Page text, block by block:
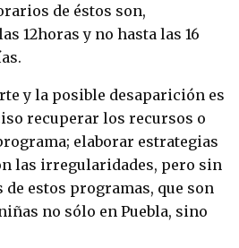
de éstos son,
12horas y no hasta las 16
y la posible desaparición es
recuperar los recursos o
elaborar estrategias
las irregularidades, pero sin
estos programas, que son
no sólo en Puebla, sino